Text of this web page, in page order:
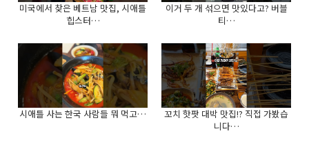
미국에서 찾은 베트남 맛집, 시애틀
힙스터…
이거 두 개 섞으면 맛있다고? 버블
티…
시애틀 사는 한국 사람들 뭐 먹고…
꼬치 핫팟 대박 맛집!? 직접 가봤습
니다…